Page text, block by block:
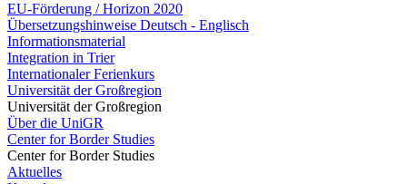
EU-Förderung / Horizon 2020
Übersetzungshinweise Deutsch - Englisch
Informationsmaterial
Integration in Trier
Internationaler Ferienkurs
Universität der Großregion
Universität der Großregion
Über die UniGR
Center for Border Studies
Center for Border Studies
Aktuelles